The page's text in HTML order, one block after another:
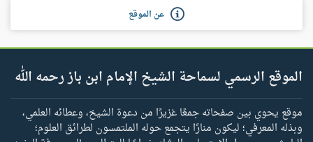
عن الموقع
الموقع الرسمي لسماحة الشيخ الإمام ابن باز رحمه الله
موقع يحوي بين صفحاته جمعًا غزيرًا من دعوة الشيخ، وعطائه العلمي،
وبذله المعرفي؛ ليكون منارًا يتجمع حوله الملتمسون لطرائق العلوم؛